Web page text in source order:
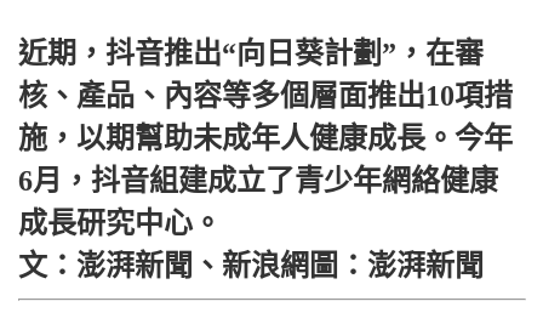
近期，抖音推出“向日葵計劃”，在審
核、產品、內容等多個層面推出10項措
施，以期幫助未成年人健康成長。今年
6月，抖音組建成立了青少年網絡健康
成長研究中心。
文：澎湃新聞、新浪網圖：澎湃新聞